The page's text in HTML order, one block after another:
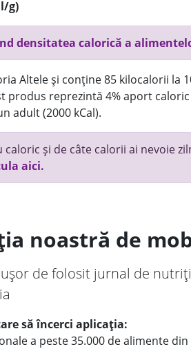
g)
densitatea calorică a
Altele și conține 85 kilocalorii la
produs reprezintă 4% aport
adult (2000 kCal).
caloric și de câte calorii ai nevoie
aici.
noastră de
de folosit jurnal de
să încerci aplicația:
a peste 35.000 de alimente din